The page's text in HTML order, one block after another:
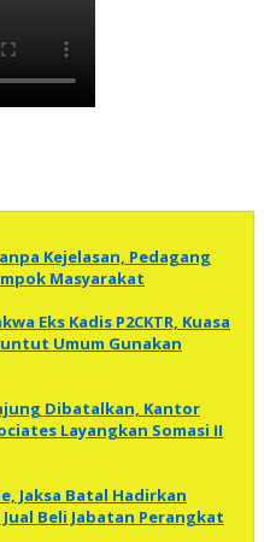
Kejelasan, Pedagang
Masyarakat
Eks Kadis P2CKTR, Kuasa
Umum Gunakan
Dibatalkan, Kantor
Layangkan Somasi II
Jaksa Batal Hadirkan
Beli Jabatan Perangkat